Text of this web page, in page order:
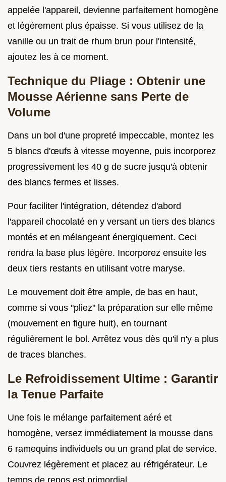
appelée l'appareil, devienne parfaitement homogène
et légèrement plus épaisse. Si vous utilisez de la
vanille ou un trait de rhum brun pour l'intensité,
ajoutez les à ce moment.
Technique du Pliage : Obtenir une
Mousse Aérienne sans Perte de
Volume
Dans un bol d'une propreté impeccable, montez les
5 blancs d'œufs à vitesse moyenne, puis incorporez
progressivement les 40 g de sucre jusqu'à obtenir
des blancs fermes et lisses.
Pour faciliter l'intégration, détendez d'abord
l'appareil chocolaté en y versant un tiers des blancs
montés et en mélangeant énergiquement. Ceci
rendra la base plus légère. Incorporez ensuite les
deux tiers restants en utilisant votre maryse.
Le mouvement doit être ample, de bas en haut,
comme si vous "pliez" la préparation sur elle même
(mouvement en figure huit), en tournant
régulièrement le bol. Arrêtez vous dès qu'il n'y a plus
de traces blanches.
Le Refroidissement Ultime : Garantir
la Tenue Parfaite
Une fois le mélange parfaitement aéré et
homogène, versez immédiatement la mousse dans
6 ramequins individuels ou un grand plat de service.
Couvrez légèrement et placez au réfrigérateur. Le
temps de repos est primordial.